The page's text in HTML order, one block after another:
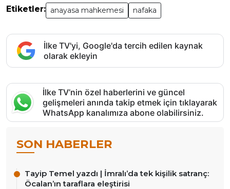
Etiketler: anayasa mahkemesi nafaka
İlke TV'yi, Google'da tercih edilen kaynak
olarak ekleyin
İlke TV’nin özel haberlerini ve güncel
gelişmeleri anında takip etmek için tıklayarak
WhatsApp kanalımıza abone olabilirsiniz.
SON HABERLER
Tayip Temel yazdı | İmralı’da tek kişilik satranç:
Öcalan’ın taraflara eleştirisi